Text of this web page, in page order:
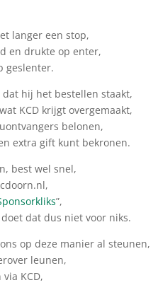
langer een stop,
en drukte op enter,
geslenter.
hij het bestellen staakt,
KCD krijgt overgemaakt,
belonen,
extra gift kunt bekronen.
best wel snel,
”,
dat dus niet voor niks.
op deze manier al steunen,
leunen,
KCD,